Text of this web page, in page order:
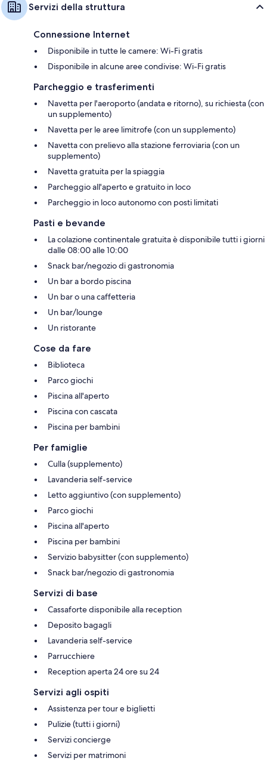
Servizi della struttura
Connessione Internet
Disponibile in tutte le camere: Wi-Fi gratis
Disponibile in alcune aree condivise: Wi-Fi gratis
Parcheggio e trasferimenti
Navetta per l'aeroporto (andata e ritorno), su richiesta (con
un supplemento)
Navetta per le aree limitrofe (con un supplemento)
Navetta con prelievo alla stazione ferroviaria (con un
supplemento)
Navetta gratuita per la spiaggia
Parcheggio all'aperto e gratuito in loco
Parcheggio in loco autonomo con posti limitati
Pasti e bevande
La colazione continentale gratuita è disponibile tutti i giorni
dalle 08:00 alle 10:00
Snack bar/negozio di gastronomia
Un bar a bordo piscina
Un bar o una caffetteria
Un bar/lounge
Un ristorante
Cose da fare
Biblioteca
Parco giochi
Piscina all'aperto
Piscina con cascata
Piscina per bambini
Per famiglie
Culla (supplemento)
Lavanderia self-service
Letto aggiuntivo (con supplemento)
Parco giochi
Piscina all'aperto
Piscina per bambini
Servizio babysitter (con supplemento)
Snack bar/negozio di gastronomia
Servizi di base
Cassaforte disponibile alla reception
Deposito bagagli
Lavanderia self-service
Parrucchiere
Reception aperta 24 ore su 24
Servizi agli ospiti
Assistenza per tour e biglietti
Pulizie (tutti i giorni)
Servizi concierge
Servizi per matrimoni